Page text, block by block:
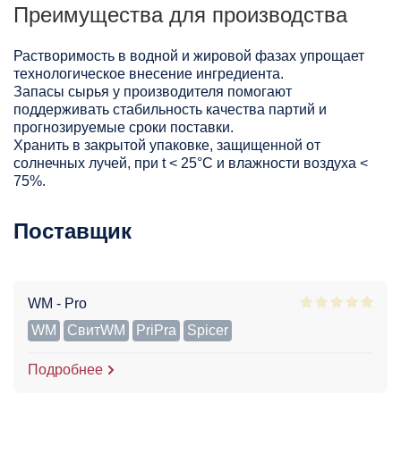
Преимущества для производства
Растворимость в водной и жировой фазах упрощает
технологическое внесение ингредиента.
Запасы сырья у производителя помогают
поддерживать стабильность качества партий и
прогнозируемые сроки поставки.
Хранить в закрытой упаковке, защищенной от
солнечных лучей, при t < 25°С и влажности воздуха <
75%.
Поставщик
WM - Pro
WM
СвитWM PriPra Spicer
Подробнее